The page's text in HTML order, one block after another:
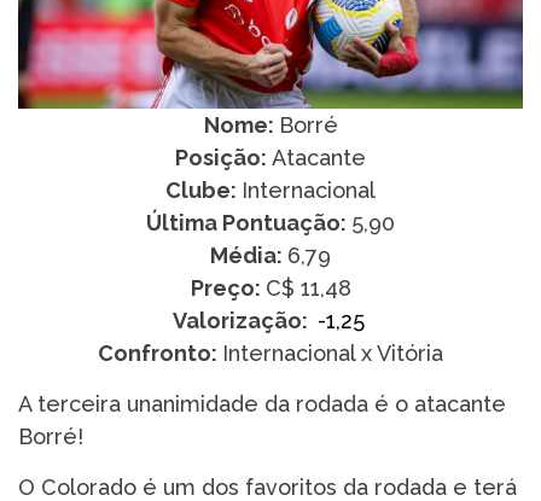
Nome: Borré
Posição: Atacante
Clube: Internacional
Última Pontuação: 5,90
Média: 6,79
Preço: C$ 11,48
Valorização: -1,25
Confronto: Internacional x Vitória
A terceira unanimidade da rodada é o atacante
Borré!
O Colorado é um dos favoritos da rodada e terá